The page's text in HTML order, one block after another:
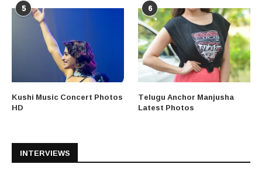
5
Kushi Music Concert Photos
HD
6
Telugu Anchor Manjusha
Latest Photos
INTERVIEWS